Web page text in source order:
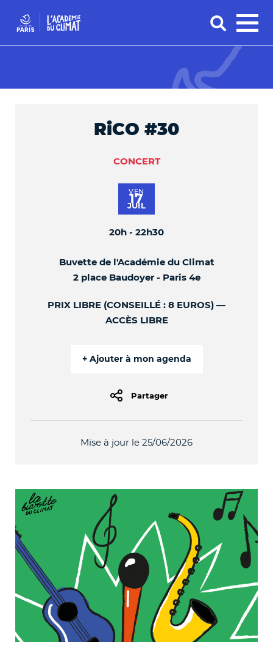
RiCO #30
CONCERT
VEN
17
JUIL
20h - 22h30
Buvette de l'Académie du Climat
2 place Baudoyer - Paris 4e
PRIX LIBRE (CONSEILLÉ : 8 EUROS)
ACCÈS LIBRE
Partager
Mise à jour le 25/06/2026